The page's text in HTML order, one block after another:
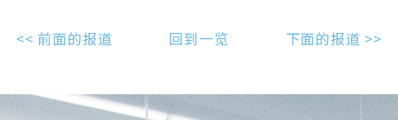
<< 前面的报道 回到一览 下面的报道 >>